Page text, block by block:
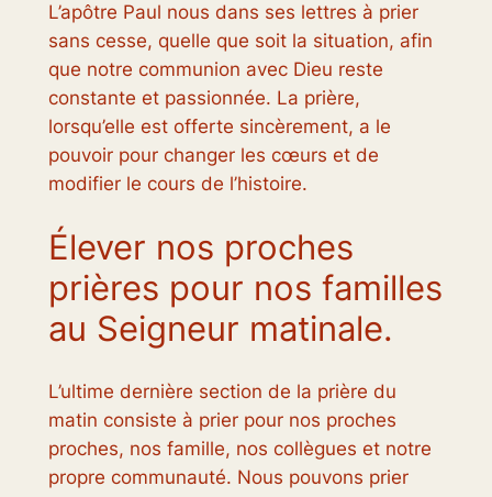
L’apôtre Paul nous dans ses lettres à prier
sans cesse, quelle que soit la situation, afin
que notre communion avec Dieu reste
constante et passionnée. La prière,
lorsqu’elle est offerte sincèrement, a le
pouvoir pour changer les cœurs et de
modifier le cours de l’histoire.
Élever nos proches
prières pour nos familles
au Seigneur matinale.
L’ultime dernière section de la prière du
matin consiste à prier pour nos proches
proches, nos famille, nos collègues et notre
propre communauté. Nous pouvons prier